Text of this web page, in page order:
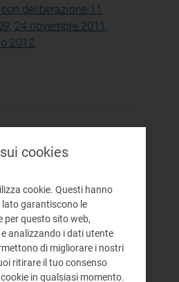
deliberazione 11
24 novembre 2011,
2012,
EEN 19/10
cookies
cookie. Questi hanno
garantiscono le
per questo sito web,
analizzando i dati utente
di migliorare i nostri
ritirare il tuo consenso
in qualsiasi momento.